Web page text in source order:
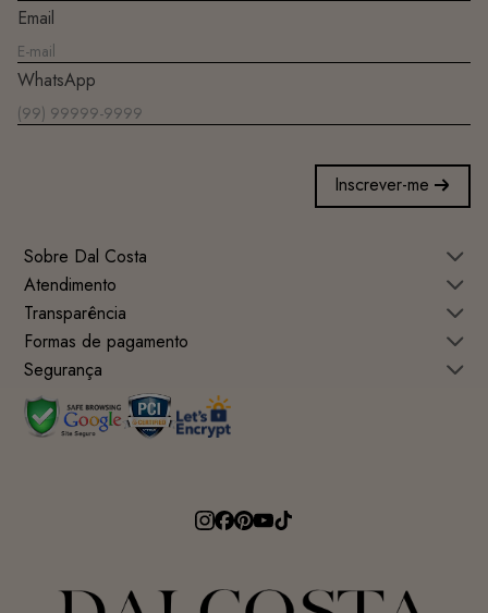
Email
WhatsApp
Inscrever-me
Sobre Dal Costa
Atendimento
Transparência
Formas de pagamento
Segurança